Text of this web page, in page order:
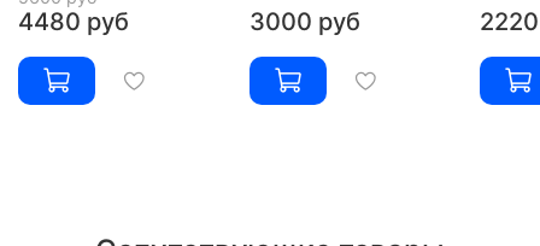
4480 руб 3000 руб